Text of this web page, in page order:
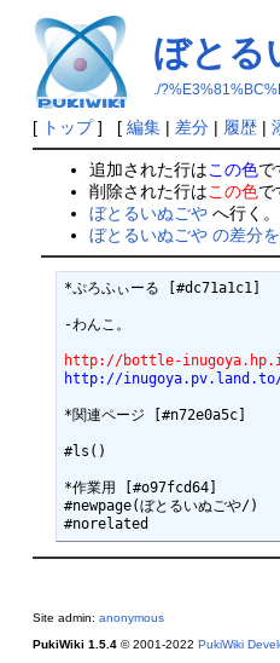
ぼとる
./
[ トップ] [ 編集| 差分| 履歴|
追加された行はこの色で
削除された行はこの色で
ぼとるいぬごや へ行く。
ぼとるいぬごや の差分
*ぷろふぃーる [#dc71a1c1]
-わんこ。
http://bottle-
http://
*関連ページ [#n72e0a5c]
#ls()
*作業用 [#o97fcd64]
#newpage(ぼとるいぬごや/)
Site admin: anonymous
PukiWiki 1.5.4© 2001-2022 PukiWiki